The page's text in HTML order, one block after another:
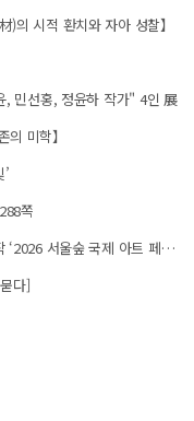
의 시적 환치와 자아 성찰】
, 민선홍, 정윤하 작가" 4인 展
미학】
쪽
성동미술협회, 문화예술 축제의 새로운 시작 ‘2026 서울숲 국제 아트 페스타’ 개최
다]